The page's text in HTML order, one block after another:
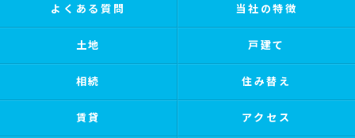
よくある質問 当社の特徴
土地 戸建て
相続 住み替え
賃貸 アクセス